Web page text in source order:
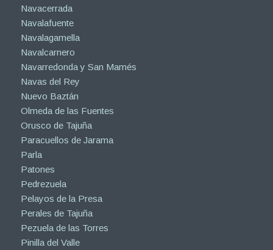
Navacerrada
Navalafuente
Navalagamella
Navalcarnero
Navarredonda y San Mamés
Navas del Rey
Nuevo Baztán
Olmeda de las Fuentes
Orusco de Tajuña
Paracuellos de Jarama
Parla
Patones
Pedrezuela
Pelayos de la Presa
Perales de Tajuña
Pezuela de las Torres
Pinilla del Valle